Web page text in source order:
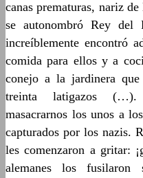
canas prematuras, nariz
se autonombró Rey del
increíblemente encontró
comida para ellos y a
conejo a la jardinera
treinta latigazos (…).
masacrarnos los unos a
capturados por los nazis.
les comenzaron a gritar:
alemanes los fusilaron